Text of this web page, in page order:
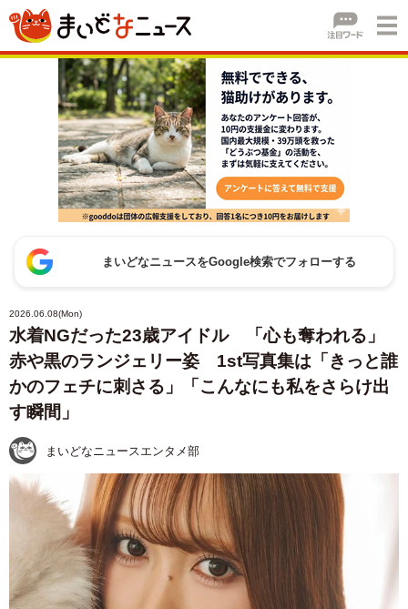
まいどなニュースをGoogle検索でフォローする
2026.06.08(Mon)
水着NGだった23歳アイドル 「心も奪われる」
赤や黒のランジェリー姿 1st写真集は「きっと誰
かのフェチに刺さる」「こんなにも私をさらけ出
す瞬間」
まいどなニュースエンタメ部